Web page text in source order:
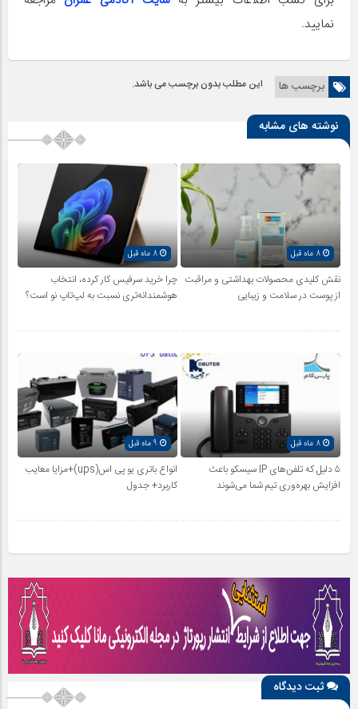
نمایید.
برچسب ها این مطلب بدون برچسب می باشد.
نوشته های مشابه
8 ماه قبل
نقش کلیدی محصولات بهداشتی و مراقبت
از پوست در سلامت و زیبایی
چرا خرید سرفیس کار کرده، انتخاب
هوشمندانه‌تری نسبت به لپ‌تاپ نو است؟
8 ماه قبل
۵ دلیل که تلفن‌های IP سیسکو باعث
افزایش بهره‌وری تیم شما می‌شوند
انواع باتری یو پی اس(ups)+مزایا معایب
کاربرد+ جدول
ثبت دیدگاه